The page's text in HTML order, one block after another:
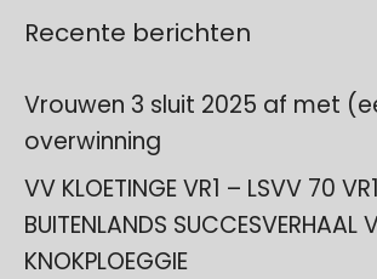
Recente berichten
Vrouwen 3 sluit 2025 af met
overwinning
VV KLOETINGE VR1 – LSVV 70
BUITENLANDS SUCCESVERHAAL
KNOKPLOEGGIE